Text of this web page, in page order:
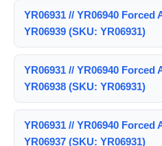
YR06931 // YR06940
YR06939 (SKU: YR06931)
YR06931 // YR06940
YR06938 (SKU: YR06931)
YR06931 // YR06940
YR06937 (SKU: YR06931)